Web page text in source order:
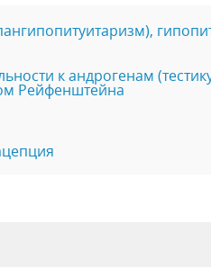
к андрогенам
Рейфенштейна